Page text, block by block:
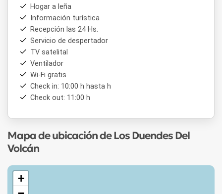
Hogar a leña
Información turística
Recepción las 24 Hs.
Servicio de despertador
TV satelital
Ventilador
Wi-Fi gratis
Check in: 10:00 h hasta h
Check out: 11:00 h
Mapa de ubicación de Los Duendes Del
Volcán
+